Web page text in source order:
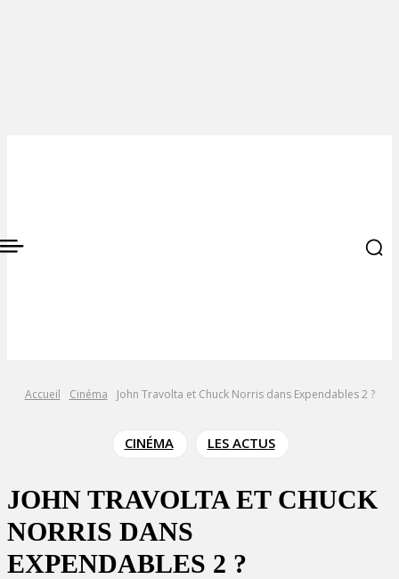
Accueil Cinéma John Travolta et Chuck Norris dans Expendables 2 ?
CINÉMA LES ACTUS
JOHN TRAVOLTA ET CHUCK
NORRIS DANS
EXPENDABLES 2 ?